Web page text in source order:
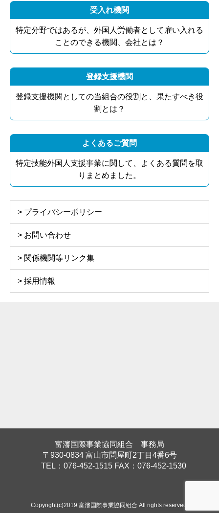
受入れ機関
特定分野ではあるが、外国人労働者として雇い入れる
ことのできる機関、会社とは？
登録支援機関
登録支援機関としての当組合の役割と、果たすべき役
割とは？
よくあるご質問
特定技能外国人支援事業に関して、よくある質問を取
りまとめました。
プライバシーポリシー
お問い合わせ
関係機関等リンク集
採用情報
富瀋国際事業協同組合 事務局
〒930-0834 富山市問屋町2丁目4番6号
TEL：076-452-1515 FAX：076-452-1530
Copyright(c)2019 富瀋国際事業協同組合 All rights reserved.